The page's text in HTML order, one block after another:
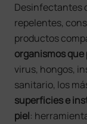
Desinfectantes
repelentes,
productos
organismos
virus, hongos,
sanitario, los
superficies e
piel: